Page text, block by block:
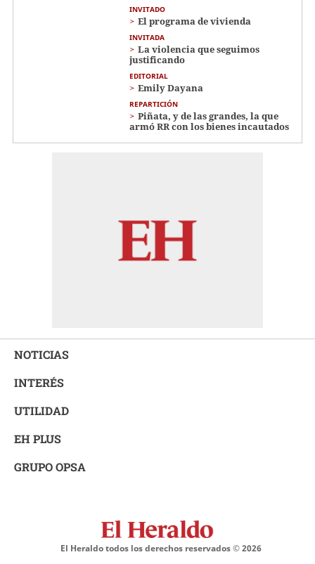
INVITADO
El programa de vivienda
INVITADA
La violencia que seguimos
justificando
EDITORIAL
Emily Dayana
REPARTICIÓN
Piñata, y de las grandes, la que
armó RR con los bienes incautados
NOTICIAS
INTERÉS
UTILIDAD
EH PLUS
GRUPO OPSA
El Heraldo todos los derechos reservados ©2026